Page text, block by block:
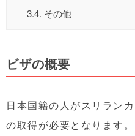
3.4. その他
ビザの概要
日本国籍の人がスリラン
の取得が必要となります